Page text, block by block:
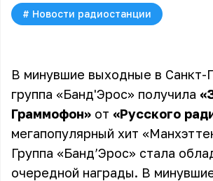
# Новости радиостанции
В минувшие выходные в Санкт-
группа «Банд'Эрос» получила
Граммофон» от «Русского
мегапопулярный хит
Группа «Банд’Эрос» стала
очередной награды. В